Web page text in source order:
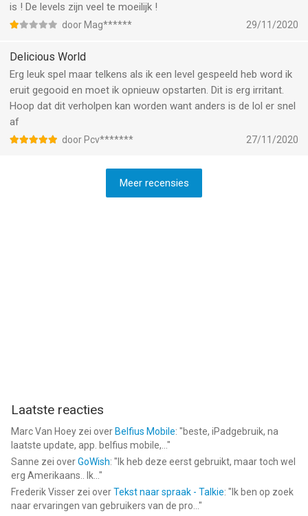
is ! De levels zijn veel te moeilijk !
door Mag****** 29/11/2020
Delicious World
Erg leuk spel maar telkens als ik een level gespeeld heb word ik
eruit gegooid en moet ik opnieuw opstarten. Dit is erg irritant.
Hoop dat dit verholpen kan worden want anders is de lol er snel
af
door Pcv******* 27/11/2020
Meer recensies
Laatste reacties
Marc Van Hoey zei over Belfius Mobile: "beste, iPadgebruik, na
laatste update, app. belfius mobile,... "
Sanne zei overGoWish: " Ik heb deze eerst gebruikt, maar toch wel
erg Amerikaans.. Ik... "
Frederik Visser zei overTekst naar spraak - Talkie: " Ik ben op zoek
naar ervaringen van gebruikers van de pro... "